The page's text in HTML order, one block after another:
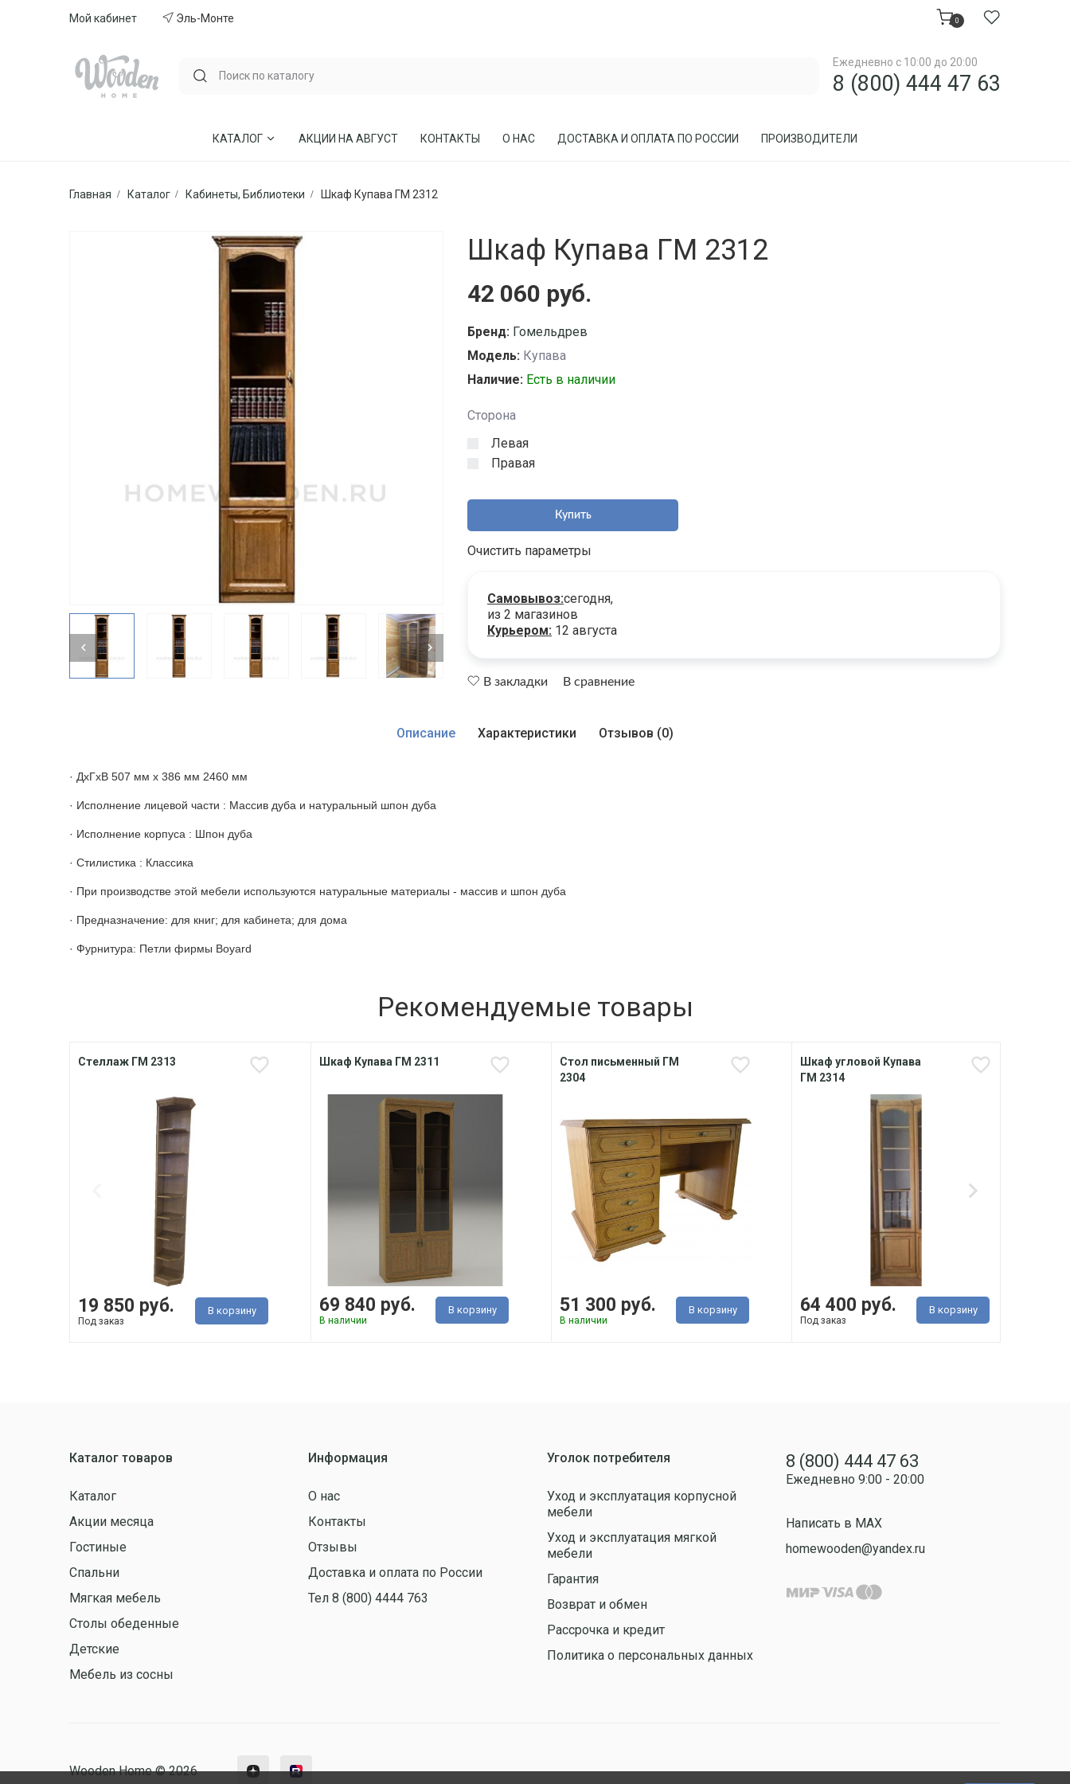
Мой кабинет Эль-Монте 0
Ежедневно с 10:00 до 20:00
8 (800) 444 47 63
КАТАЛОГ
МЕБЕЛЬ ИЗ СОСНЫ
КУХНИ
ДЕТСКИЕ
КАБИНЕТЫ, БИБЛИОТЕКИ
МАТРАСЫ
АКЦИИ НА АВГУСТ КОНТАКТЫ О НАС ДОСТАВКА И ОПЛАТА ПО РОССИИ ПРОИЗВОДИТЕЛИ
Главная Каталог Кабинеты, Библиотеки Шкаф Купава ГМ 2312
Шкаф Купава ГМ 2312
42 060 руб.
Бренд: Гомельдрев
Модель: Купава
Наличие: Есть в наличии
Сторона
Левая
Правая
Купить
Очистить параметры
Самовывоз:сегодня,
из 2 магазинов
Курьером: 12 августа
В закладки В сравнение
Описание Характеристики Отзывов (0)
· ДхГхВ 507 мм х 386 мм 2460 мм
· Исполнение лицевой части : Массив дуба и натуральный шпон дуба
· Исполнение корпуса : Шпон дуба
· Стилистика : Классика
· При производстве этой мебели используются натуральные материалы - массив и шпон дуба
· Предназначение: для книг; для кабинета; для дома
· Фурнитура: Петли фирмы Boyard
Рекомендуемые товары
Стеллаж ГМ 2313
19 850 руб.
Под заказ
В корзину
Шкаф Купава ГМ 2311
69 840 руб.
В наличии
В корзину
Стол письменный ГМ
2304
51 300 руб.
В наличии
В корзину
Шкаф угловой Купава
ГМ 2314
64 400 руб.
Под заказ
В корзину
Каталог товаров
Каталог
Акции месяца
Гостиные
Спальни
Мягкая мебель
Столы обеденные
Детские
Мебель из сосны
Информация
О нас
Контакты
Отзывы
Доставка и оплата по России
Тел 8 (800) 4444 763
Уголок потребителя
Уход и эксплуатация корпусной
мебели
Уход и эксплуатация мягкой
мебели
Гарантия
Возврат и обмен
Рассрочка и кредит
Политика о персональных данных
8 (800) 444 47 63
Ежедневно 9:00 - 20:00
Написать в MAX
homewooden@yandex.ru
Wooden Home © 2026